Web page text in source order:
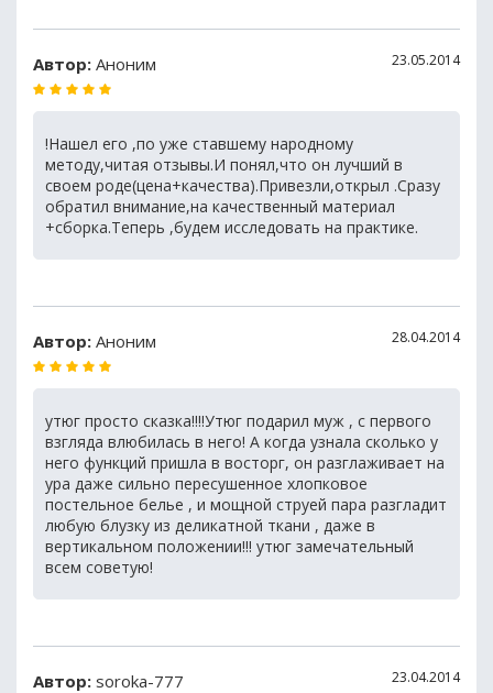
Автор: Аноним 23.05.2014
!Нашел его ,по уже ставшему народному
методу,читая отзывы.И понял,что он лучший в
своем роде(цена+качества).Привезли,открыл .Сразу
обратил внимание,на качественный материал
+сборка.Теперь ,будем исследовать на практике.
Автор: Аноним 28.04.2014
утюг просто сказка!!!!Утюг подарил муж , с первого
взгляда влюбилась в него! А когда узнала сколько у
него функций пришла в восторг, он разглаживает на
ура даже сильно пересушенное хлопковое
постельное белье , и мощной струей пара разгладит
любую блузку из деликатной ткани , даже в
вертикальном положении!!! утюг замечательный
всем советую!
Автор: soroka-777 23.04.2014